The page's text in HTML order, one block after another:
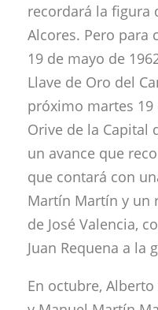
recordará la figura
Alcores. Pero para
19 de mayo de
Llave de Oro del
próximo martes 19
Orive de la Capital
un avance que
que contará con
Martín Martín y un
de José Valencia,
Juan Requena a la
En octubre, Alberto